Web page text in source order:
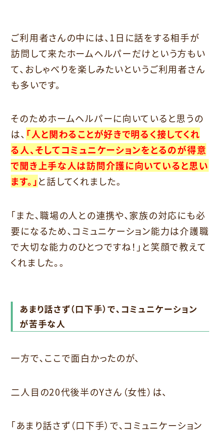
ご利用者さんの中には、1日に話をする相手が
訪問して来たホームヘルパーだけという方もい
て、おしゃべりを楽しみたいというご利用者さん
も多いです。
そのためホームヘルパーに向いていると思うの
は、 「人と関わることが好きで明るく接してくれ
る人、そしてコミュニケーションをとるのが得意
で聞き上手な人は訪問介護に向いていると思い
ます。」と話してくれました。
「また、職場の人との連携や、家族の対応にも必
要になるため、コミュニケーション能力は介護職
で大切な能力のひとつですね！」と笑顔で教えて
くれました。。
あまり話さず（口下手）で、コミュニケーション
が苦手な人
一方で、ここで面白かったのが、
二人目の20代後半のYさん（女性）は、
「あまり話さず（口下手）で、コミュニケーション